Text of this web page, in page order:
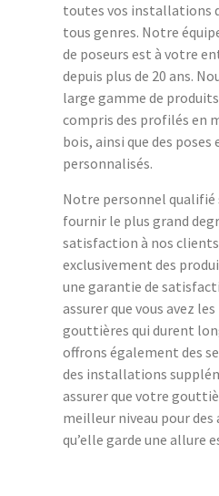
toutes vos installations
tous genres. Notre
de poseurs est à votre
depuis plus de 20 ans.
large gamme de
compris des profilés en
bois, ainsi que des
personnalisés.
Notre personnel qualifié
fournir le plus grand
satisfaction à nos
exclusivement des
une garantie de
assurer que vous avez
gouttières qui durent
offrons également des
des installations
assurer que votre
meilleur niveau pour des
qu’elle garde une allure